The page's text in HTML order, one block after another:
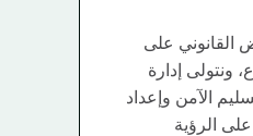
القانوني على
ونتولى إدارة
الآمن وإعداد
الرؤية